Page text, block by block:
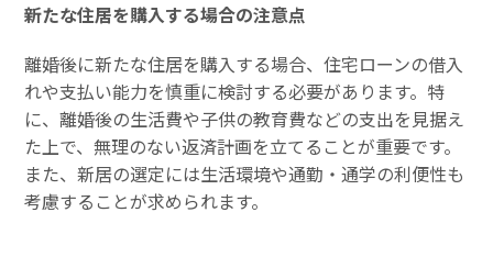
新たな住居を購入する場合の注意点
離婚後に新たな住居を購入する場合、住宅ローンの借入
れや支払い能力を慎重に検討する必要があります。特
に、離婚後の生活費や子供の教育費などの支出を見据え
た上で、無理のない返済計画を立てることが重要です。
また、新居の選定には生活環境や通勤・通学の利便性も
考慮することが求められます。